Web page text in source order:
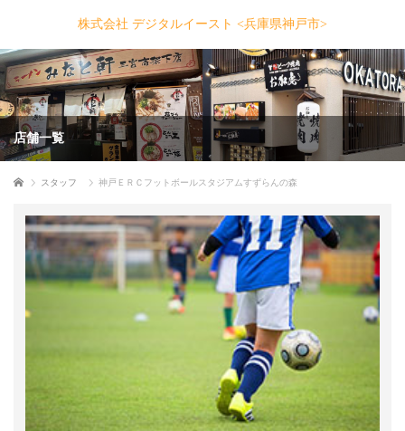
株式会社 デジタルイースト <兵庫県神戸市>
店舗一覧
ホーム スタッフ 神戸ＥＲＣフットボールスタジアムすずらんの森